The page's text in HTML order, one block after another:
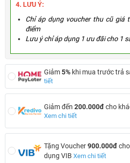
4. LƯU Ý:
Chỉ áp dụng voucher thu cũ giá
điểm
Lưu ý chỉ áp dụng 1 ưu đãi cho 1
Giảm5% khi mua trước trả
tiết
Giảm đến 200.000đcho
Xem chi tiết
Tặng Voucher900.000đ
dụng VIB Xem chi tiết